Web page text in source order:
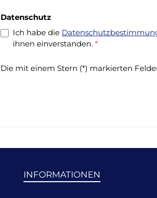
Datenschutz
Ich habe die
ihnen einverstanden.*
Die mit einem Stern (*) markierten
INFORMATIONEN